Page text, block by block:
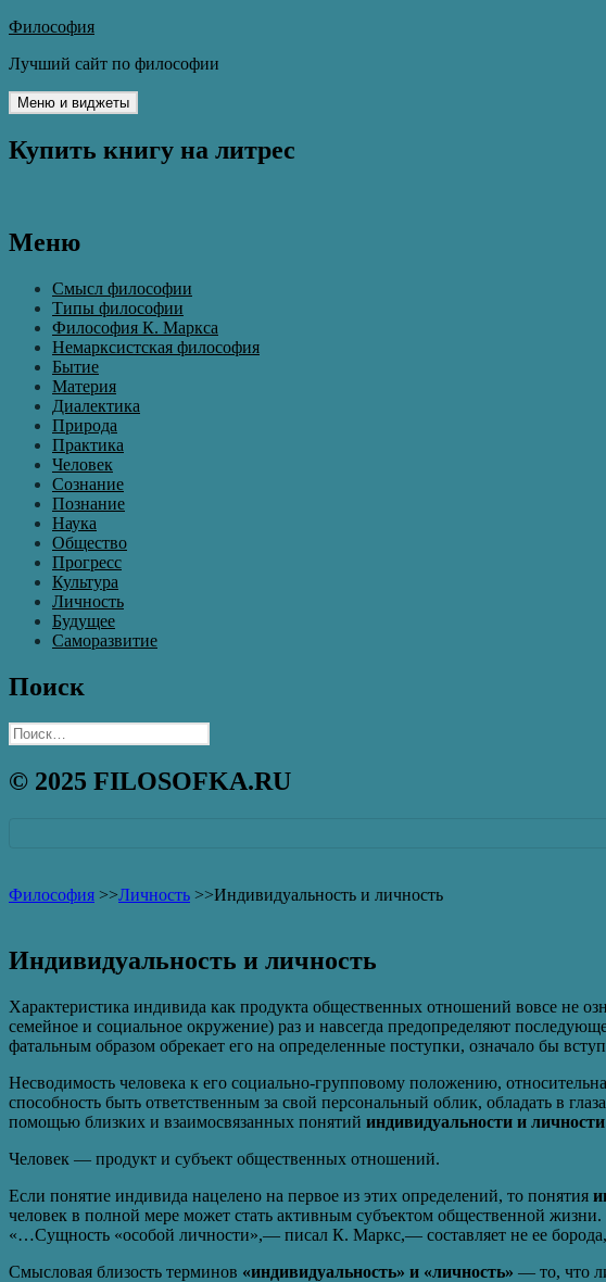
Перейти
содержимому
Философия
Лучший сайт по философии
Меню и виджеты
Купить книгу на литрес
Меню
Смысл философии
Типы философии
Философия К. Маркса
Немарксистская философия
Бытие
Материя
Диалектика
Природа
Практика
Человек
Сознание
Познание
Наука
Общество
Прогресс
Культура
Личность
Будущее
Саморазвитие
Поиск
Найти:
© 2025 FILOSOFKA.RU
Философия >>Личность >>Индивидуальность и личность
Индивидуальность и личность
Характеристика индивида как продукта общественных отношений вовсе не
семейное и социальное окружение) раз и навсегда предопределяют
фатальным образом обрекает его на определенные поступки, означало бы
Несводимость человека к его социально-групповому положению,
способность быть ответственным за свой персональный облик, обладать в
помощью близких и взаимосвязанных понятий индивидуальности и личности
Человек — продукт и субъект общественных отношений.
Если понятие индивида нацелено на первое из этих определений, то понятия
человек в полной мере может стать активным субъектом общественной
«…Сущность «особой личности»,— писал К. Маркс,— составляет не ее борода,
Смысловая близость терминов «индивидуальность» и «личность» — то, что